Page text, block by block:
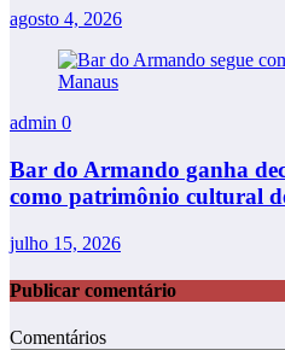
agosto 4, 2026
admin 0
Bar do Armando ganha
como patrimônio cultural
julho 15, 2026
Publicar comentário
Comentários